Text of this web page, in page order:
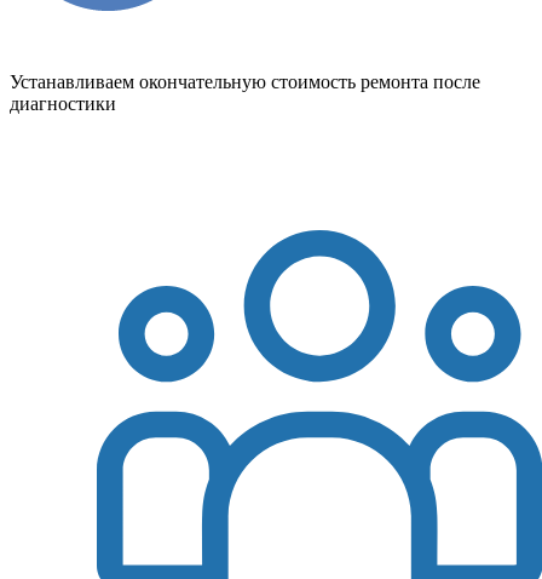
Устанавливаем окончательную стоимость ремонта после
диагностики